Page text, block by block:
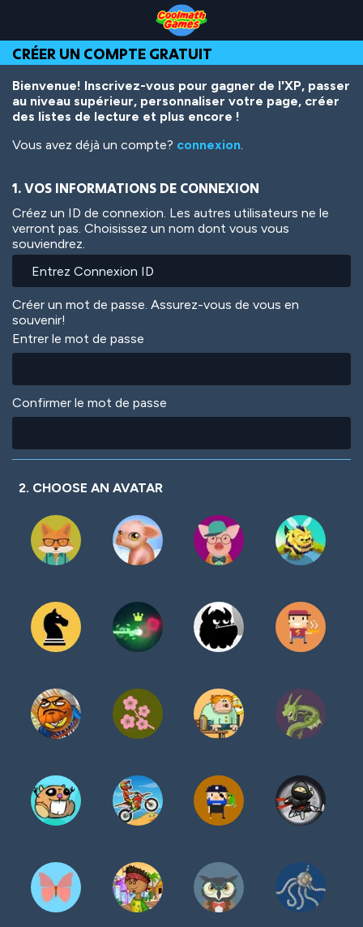
Top
of
Page
Navigation
Main
Content
Footer
contenu
principal
CRÉER UN COMPTE GRATUIT
Bienvenue! Inscrivez-vous pour gagner de l'XP, passer
au niveau supérieur, personnaliser votre page, créer
des listes de lecture et plus encore !
Vous avez déjà un compte? connexion.
1. VOS INFORMATIONS DE CONNEXION
Créez un ID de connexion. Les autres utilisateurs ne le
verront pas. Choisissez un nom dont vous vous
souviendrez.
Créer un mot de passe. Assurez-vous de vous en
souvenir!
Entrer le mot de passe
Confirmer le mot de passe
2. CHOOSE AN AVATAR